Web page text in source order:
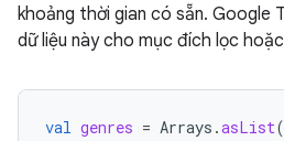
khoảng thời gian có sẵn. Google
dữ liệu này cho mục đích lọc
val genres = Arrays .asList(